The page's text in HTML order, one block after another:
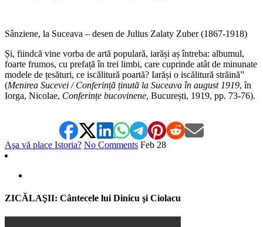
Sânziene, la Suceava – desen de Julius Zalaty Zuber (1867-1918)
Și, fiindcă vine vorba de artă populară, iarăși aș întreba: albumul,
foarte frumos, cu prefață în trei limbi, care cuprinde atât de minunate
modele de țesături, ce iscălitură poartă? Iarăși o iscălitură străină”
(Menirea Sucevei / Conferință ținută la Suceava în august 1919, în
Iorga, Nicolae, Conferințe bucovinene, București, 1919, pp. 73-76).
Aşa vă place Istoria? No Comments Feb 28
ZICĂLAŞII: Cântecele lui Dinicu şi Ciolacu